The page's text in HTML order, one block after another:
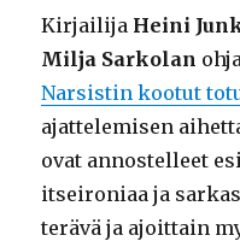
Kirjailija Heini
Milja Sarkolan
Narsistin kootut
ajattelemisen
ovat annostelleet
itseironiaa ja
terävä ja ajoittain